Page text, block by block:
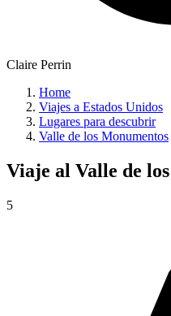
Claire Perrin
Home
Viajes a Estados Unidos
Lugares para descubrir
Valle de los Monumentos
Viaje al Valle de
5